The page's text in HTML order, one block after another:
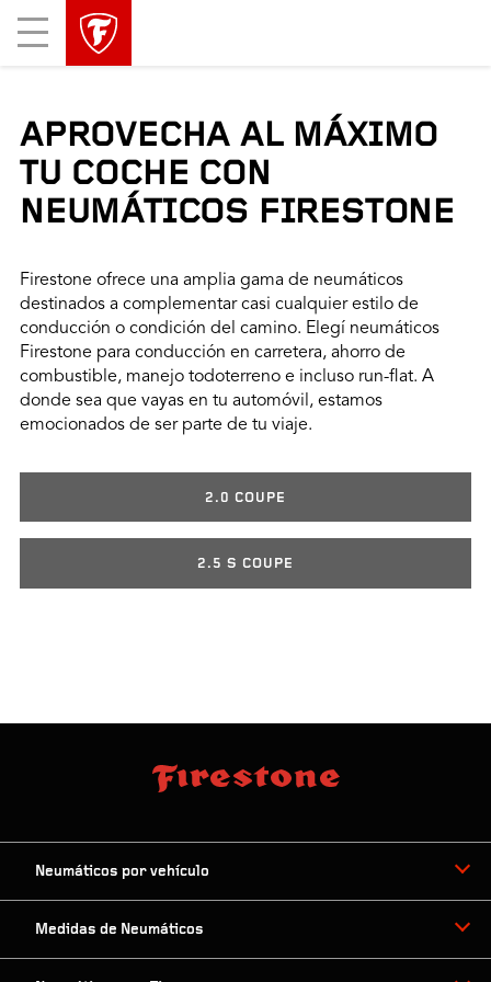
Mobile
Menu
APROVECHA AL MÁXIMO
TU COCHE CON
NEUMÁTICOS FIRESTONE
Firestone ofrece una amplia gama de neumáticos
destinados a complementar casi cualquier estilo de
conducción o condición del camino. Elegí neumáticos
Firestone para conducción en carretera, ahorro de
combustible, manejo todoterreno e incluso run-flat. A
donde sea que vayas en tu automóvil, estamos
emocionados de ser parte de tu viaje.
2.0 COUPE
2.5 S COUPE
Neumáticos por vehículo
Medidas de Neumáticos